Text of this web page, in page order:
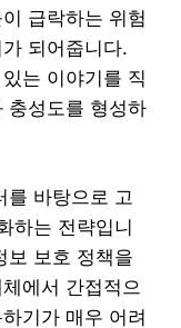
급락하는 위험
되어줍니다.
는 이야기를 직
충성도를 형성하
를 바탕으로 고
하는 전략입니
보 보호 정책을
에서 간접적으
기가 매우 어려